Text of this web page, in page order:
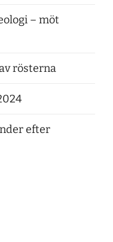
– möt
rösterna
efter